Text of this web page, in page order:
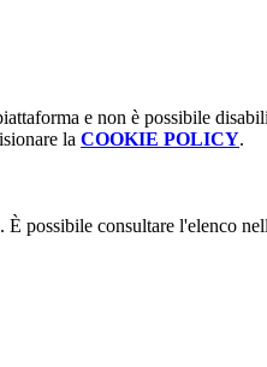
e non è possibile
la COOKIE POLICY.
possibile consultare l'elenco